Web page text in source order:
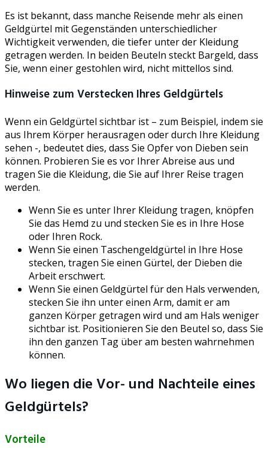
Es ist bekannt, dass manche Reisende mehr als einen
Geldgürtel mit Gegenständen unterschiedlicher
Wichtigkeit verwenden, die tiefer unter der Kleidung
getragen werden. In beiden Beuteln steckt Bargeld, dass
Sie, wenn einer gestohlen wird, nicht mittellos sind.
Hinweise zum Verstecken Ihres Geldgürtels
Wenn ein Geldgürtel sichtbar ist – zum Beispiel, indem sie
aus Ihrem Körper herausragen oder durch Ihre Kleidung
sehen -, bedeutet dies, dass Sie Opfer von Dieben sein
können. Probieren Sie es vor Ihrer Abreise aus und
tragen Sie die Kleidung, die Sie auf Ihrer Reise tragen
werden.
Wenn Sie es unter Ihrer Kleidung tragen, knöpfen
Sie das Hemd zu und stecken Sie es in Ihre Hose
oder Ihren Rock.
Wenn Sie einen Taschengeldgürtel in Ihre Hose
stecken, tragen Sie einen Gürtel, der Dieben die
Arbeit erschwert.
Wenn Sie einen Geldgürtel für den Hals verwenden,
stecken Sie ihn unter einen Arm, damit er am
ganzen Körper getragen wird und am Hals weniger
sichtbar ist. Positionieren Sie den Beutel so, dass Sie
ihn den ganzen Tag über am besten wahrnehmen
können.
Wo liegen die Vor- und Nachteile eines
Geldgürtels?
Vorteile